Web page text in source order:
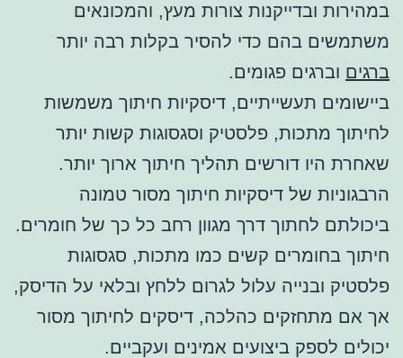
במהירות ובדייקנות צורות מעץ, והמכונאים
משתמשים בהם כדי להסיר בקלות רבה יותר
ברגים וברגים פגומים.
ביישומים תעשייתיים, דיסקיות חיתוך משמשות
לחיתוך מתכות, פלסטיק וסגסוגות קשות יותר
שאחרת היו דורשים תהליך חיתוך ארוך יותר.
הרבגוניות של דיסקיות חיתוך מסור טמונה
ביכולתם לחתוך דרך מגוון רחב כל כך של חומרים.
חיתוך בחומרים קשים כמו מתכות, סגסוגות
פלסטיק ובנייה עלול לגרום ללחץ ובלאי על הדיסק,
אך אם מתחזקים כהלכה, דיסקים לחיתוך מסור
יכולים לספק ביצועים אמינים ועקביים.